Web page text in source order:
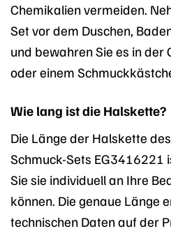
Chemikalien vermeiden.
Set vor dem Duschen,
und bewahren Sie es in der
oder einem
Wie lang ist die Halskette?
Die Länge der Halskette
Schmuck-Sets EG3416221
Sie sie individuell an Ihre
können. Die genaue Länge
technischen Daten auf der